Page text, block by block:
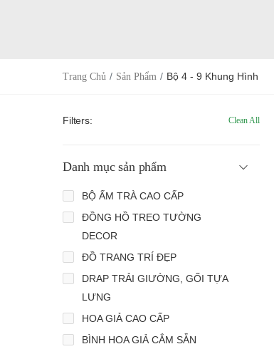
Trang Chủ Sản Phẩm Bộ 4 - 9 Khung Hình
Filters: Clean All
Danh mục sản phẩm
BỘ ẤM TRÀ CAO CẤP
ĐỒNG HỒ TREO TƯỜNG
DECOR
ĐỒ TRANG TRÍ ĐẸP
DRAP TRẢI GIƯỜNG, GỐI TỰA
LƯNG
HOA GIẢ CAO CẤP
BÌNH HOA GIẢ CẮM SẴN